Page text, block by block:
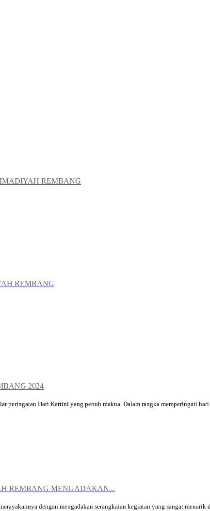
REMBANG
REMBANG
2024
peringatan Hari Kartini yang penuh makna. Dalam rangka memperingati hari
REMBANG MENGADAKAN...
dengan mengadakan serangkaian kegiatan yang sangat menarik